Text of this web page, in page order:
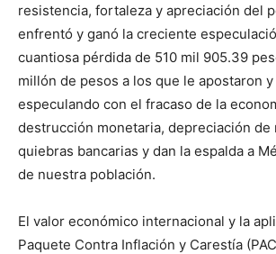
resistencia, fortaleza y apreciación del
enfrentó y ganó la creciente
cuantiosa pérdida de 510 mil 905.39
millón de pesos a los que le apostaron
especulando con el fracaso de la
destrucción monetaria, depreciación de
quiebras bancarias y dan la espalda a
de nuestra población.
El valor económico internacional y la
Paquete Contra Inflación y Carestía